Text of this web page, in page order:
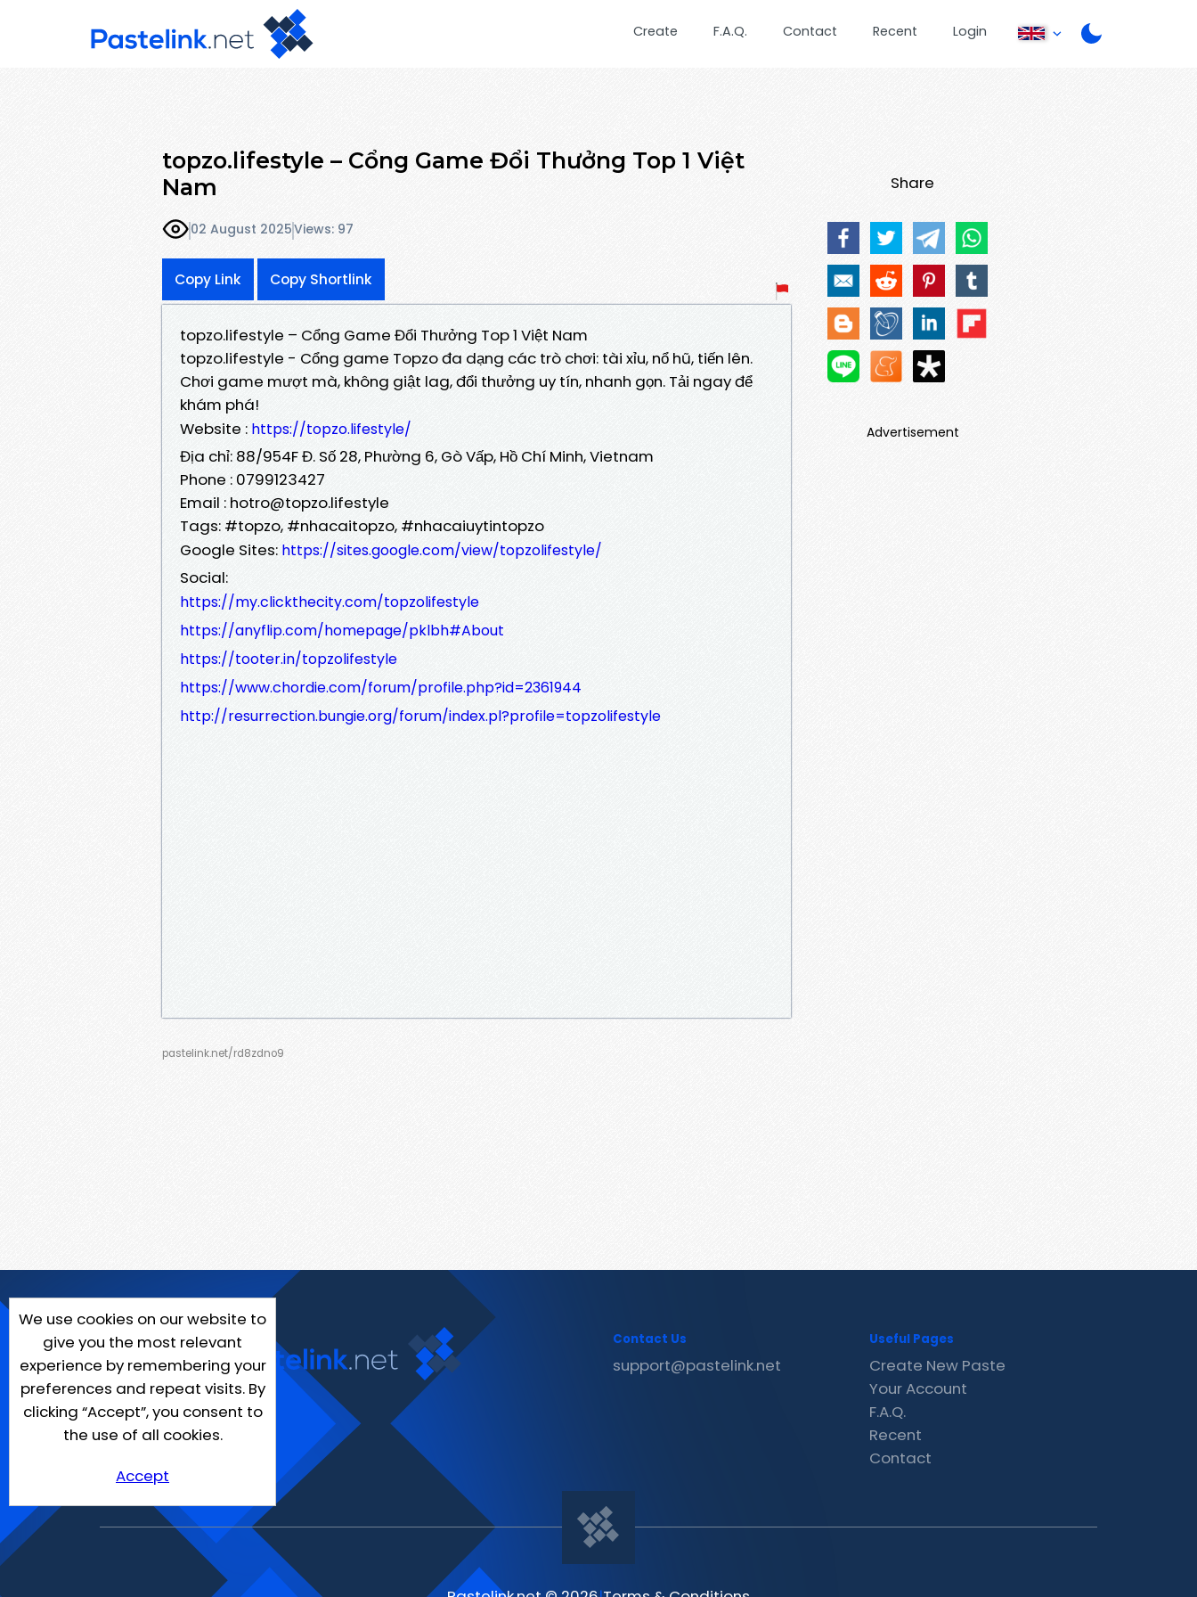
Create F.A.Q. Contact Recent Login
topzo.lifestyle – Cổng Game Đổi Thưởng Top 1 Việt
Nam
02 August 2025Views: 97
Copy Link Copy Shortlink
topzo.lifestyle – Cổng Game Đổi Thưởng Top 1 Việt Nam
topzo.lifestyle - Cổng game Topzo đa dạng các trò chơi: tài xỉu, nổ hũ, tiến lên.
Chơi game mượt mà, không giật lag, đổi thưởng uy tín, nhanh gọn. Tải ngay để
khám phá!
Website : https://topzo.lifestyle/
Địa chỉ: 88/954F Đ. Số 28, Phường 6, Gò Vấp, Hồ Chí Minh, Vietnam
Phone : 0799123427
Email : hotro@topzo.lifestyle
Tags: #topzo, #nhacaitopzo, #nhacaiuytintopzo
Google Sites: https://sites.google.com/view/topzolifestyle/
Social:
https://my.clickthecity.com/topzolifestyle
https://anyflip.com/homepage/pklbh#About
https://tooter.in/topzolifestyle
https://www.chordie.com/forum/profile.php?id=2361944
http://resurrection.bungie.org/forum/index.pl?profile=topzolifestyle
pastelink.net/rd8zdno9
Share
Advertisement
We use cookies on our website to
give you the most relevant
experience by remembering your
preferences and repeat visits. By
clicking “Accept”, you consent to
the use of all cookies.
Accept
Contact Us
support@pastelink.net
Useful Pages
Create New Paste
Your Account
F.A.Q.
Recent
Contact